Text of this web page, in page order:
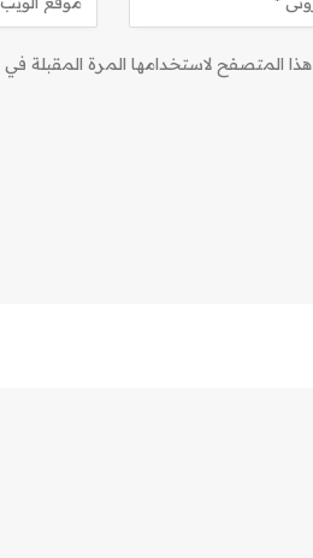
المتصفح لاستخدامها المرة المقبلة في